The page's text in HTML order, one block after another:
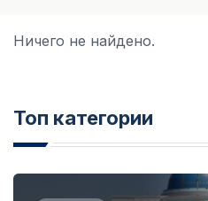
Ничего не найдено.
Топ категории